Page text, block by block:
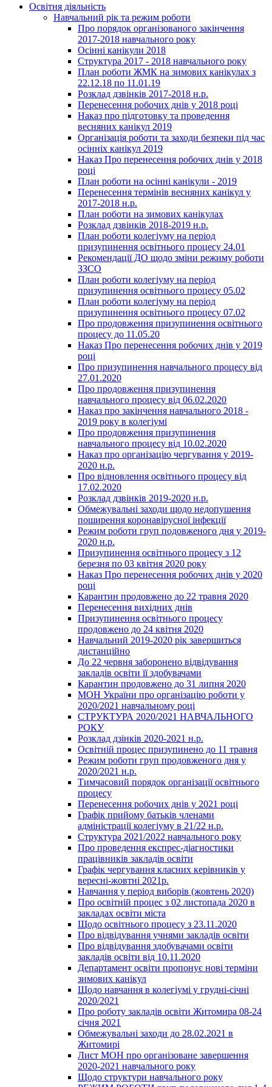
Освітня діяльність
Навчальний рік та режим роботи
Про порядок організованого закінчення
2017-2018 навчального року
Осінні канікули 2018
Структура 2017 - 2018 навчального року
План роботи ЖМК на зимових канікулах з
22.12.18 по 11.01.19
Розклад дзвінків 2017-2018 н.р.
Перенесення робочих днів у 2018 році
Наказ про підготовку та проведення
весняних канікул 2019
Організація роботи та заходи безпеки під час
осінніх канікул 2019
Наказ Про перенесення робочих днів у 2018
році
План роботи на осінні канікули - 2019
Перенесення термінів весняних канікул у
2017-2018 н.р.
План роботи на зимових канікулах
Розклад дзвінків 2018-2019 н.р.
План роботи колегіуму на період
призупинення освітнього процесу 24.01
Рекомендації ДО щодо зміни режиму роботи
ЗЗСО
План роботи колегіуму на період
призупинення освітнього процесу 05.02
План роботи колегіуму на період
призупинення освітнього процесу 07.02
Про продовження призупинення освітнього
процесу до 11.05.20
Наказ Про перенесення робочих днів у 2019
році
Про призупинення навчального процесу від
27.01.2020
Про продовження призупинення
навчального процесу від 06.02.2020
Наказ про закінчення навчального 2018 -
2019 року в колегіумі
Про продовження призупинення
навчального процесу від 10.02.2020
Наказ про організацію чергування у 2019-
2020 н.р.
Про відновлення освітнього процесу від
17.02.2020
Розклад дзвінків 2019-2020 н.р.
Обмежувальні заходи щодо недопушення
поширення коронавірусної інфекції
Режим роботи груп подовженого дня у 2019-
2020 н.р.
Призупинення освітнього процесу з 12
березня по 03 квітня 2020 року
Наказ Про перенесення робочих днів у 2020
році
Карантин продовжено до 22 травня 2020
Перенесення вихідних днів
Призупинення освітнього процесу
продовжено до 24 квітня 2020
Навчальний 2019-2020 рік завершиться
дистанційно
До 22 червня заборонено відвідування
закладів освіти її здобувачами
Карантин продовжено до 31 липня 2020
МОН України про організацію роботи у
2020/2021 навчальному році
СТРУКТУРА 2020/2021 НАВЧАЛЬНОГО
РОКУ
Розклад дзінків 2020-2021 н.р.
Освітній процес призупинено до 11 травня
Режим роботи груп продовженого дня у
2020/2021 н.р.
Тимчасовий порядок організації освітнього
процесу
Перенесення робочих днів у 2021 році
Графік прийому батьків членами
адміністрації колегіуму в 21/22 н.р.
Структура 2021/2022 навчального року
Про проведення експрес-діагностики
працівників закладів освіти
Графік чергування класних керівників у
вересні-жовтні 2021р.
Навчання у період виборів (жовтень 2020)
Про освітній процес з 02 листопада 2020 в
закладах освіти міста
Щодо освітнього процесу з 23.11.2020
Про відвідування учнями закладів освіти
Про відвідування здобувачами освіти
закладів освіти від 10.11.2020
Департамент освіти пропонує нові терміни
зимових канікул
Щодо навчання в колегіумі у грудні-січні
2020/2021
Про роботу закладів освіти Житомира 08-24
січня 2021
Обмежувальні заходи до 28.02.2021 в
Житомирі
Лист МОН про організоване завершення
2020-2021 навчального року
Щодо структури навчального року